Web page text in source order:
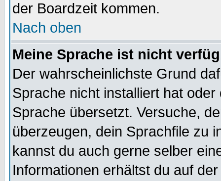
der Boardzeit kommen.
Nach oben
Meine Sprache ist nicht
Der wahrscheinlichste Grund
Sprache nicht installiert hat
Sprache übersetzt. Versuche,
überzeugen, dein Sprachfile zu
kannst du auch gerne selber
Informationen erhältst du auf